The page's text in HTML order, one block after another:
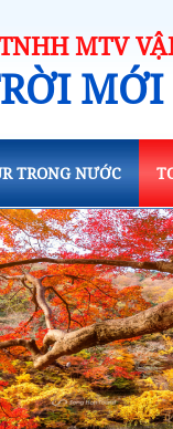
MTV
MỚI
TRONG NƯỚC